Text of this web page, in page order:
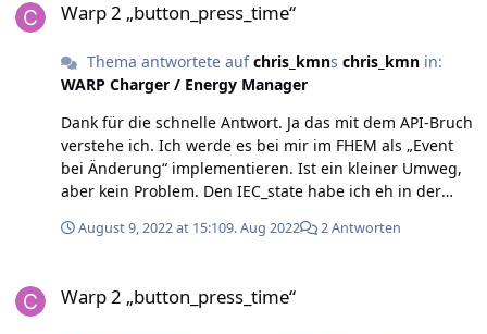
Warp 2 „button_press_time“
Thema antwortete aufchris_kmns chris_kmnin:
WARP Charger / Energy Manager
Dank für die schnelle Antwort. Ja das mit dem API-Bruch
verstehe ich. Ich werde es bei mir im FHEM als „Event
bei Änderung“ implementieren. Ist ein kleiner Umweg,
aber kein Problem. Den IEC_state habe ich eh in der
August 9, 2022 at 15:109. Aug 2022 2 Antworten
Warp 2 „button_press_time“